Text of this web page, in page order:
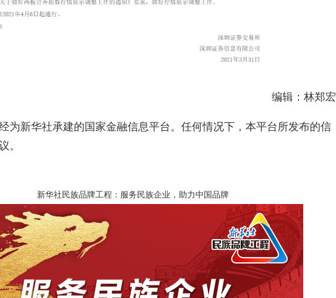
编辑：林郑宏
为新华社承建的国家金融信息平台。任何情况下，本平台所发布的信
。
新华社民族品牌工程：服务民族企业，助力中国品牌